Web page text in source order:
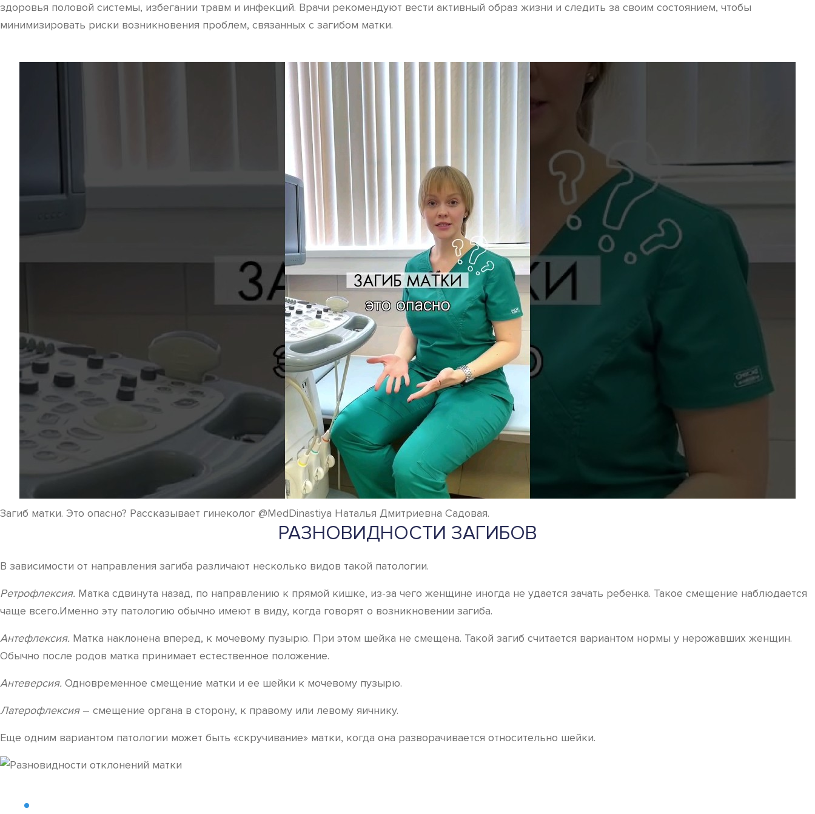
здоровья половой системы, избегании травм и инфекций. Врачи рекомендуют вести активный образ жизни и следить за своим состоянием, чтобы
минимизировать риски возникновения проблем, связанных с загибом матки.
Загиб матки. Это опасно? Рассказывает гинеколог @MedDinastiya Наталья Дмитриевна Садовая.
РАЗНОВИДНОСТИ ЗАГИБОВ
В зависимости от направления загиба различают несколько видов такой патологии.
Ретрофлексия. Матка сдвинута назад, по направлению к прямой кишке, из-за чего женщине иногда не удается зачать ребенка. Такое смещение наблюдается
чаще всего.Именно эту патологию обычно имеют в виду, когда говорят о возникновении загиба.
Антефлексия. Матка наклонена вперед, к мочевому пузырю. При этом шейка не смещена. Такой загиб считается вариантом нормы у нерожавших женщин.
Обычно после родов матка принимает естественное положение.
Антеверсия. Одновременное смещение матки и ее шейки к мочевому пузырю.
Латерофлексия– смещение органа в сторону, к правому или левому яичнику.
Еще одним вариантом патологии может быть «скручивание» матки, когда она разворачивается относительно шейки.